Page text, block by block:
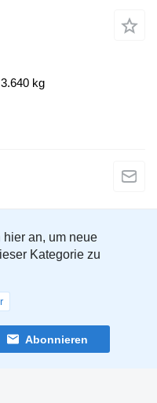
3.640 kg
an, um neue
Kategorie zu
Abonnieren